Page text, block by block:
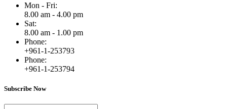
Mon - Fri:
8.00 am - 4.00 pm
Sat:
8.00 am - 1.00 pm
Phone:
+961-1-253793
Phone:
+961-1-253794
Subscribe Now